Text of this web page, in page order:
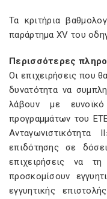
Τα κριτήρια
παράρτημα XV του
Περισσότερες
Οι επιχειρήσεις που
δυνατότητα να
λάβουν με
προγραμμάτων του
επιδότησης σε
επιχειρήσεις να
προσκομίσουν
εγγυητικής